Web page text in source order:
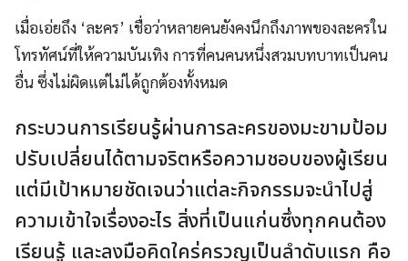
เมื่อเอ่ยถึง ‘ละคร’ เชื่อว่าหลายคนยังคงนึกถึงภาพของละครใน
โทรทัศน์ที่ให้ความบันเทิง การที่คนคนหนึ่งสวมบทบาทเป็นคน
อื่น ซึ่งไม่ผิดแต่ไม่ได้ถูกต้องทั้งหมด
กระบวนการเรียนรู้ผ่านการละครของมะขามป้อม
ปรับเปลี่ยนได้ตามจริตหรือความชอบของผู้เรียน
แต่มีเป้าหมายชัดเจนว่าแต่ละกิจกรรมจะนำไปสู่
ความเข้าใจเรื่องอะไร สิ่งที่เป็นแก่นซึ่งทุกคนต้อง
เรียนรู้ และลงมือคิดใคร่ครวญเป็นลำดับแรก คือ